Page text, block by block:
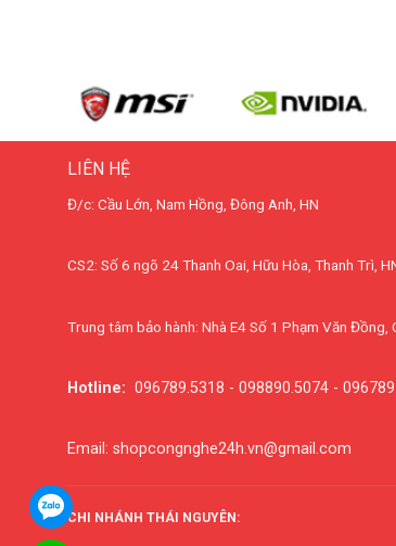
LIÊN HỆ
Đ/c: Cầu Lớn, Nam Hồng, Đông Anh, HN
CS2: Số 6 ngõ 24 Thanh Oai, Hữu Hòa, Thanh Trì,
Trung tâm bảo hành: Nhà E4 Số 1 Phạm Văn Đồng,
Hotline: 096789.5318 - 098890.5074 -
Email: shopcongnghe24h.vn@gmail.com
CHI NHÁNH THÁI NGUYÊN: